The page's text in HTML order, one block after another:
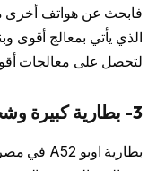
الذي يأتي بمعالج أقوى
لتحصل على معالجات
3- بطارية كبيرة